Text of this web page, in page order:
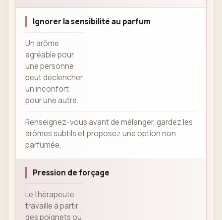
Ignorer la sensibilité au parfum
Un arôme
agréable pour
une personne
peut déclencher
un inconfort
pour une autre.
Renseignez-vous avant de mélanger, gardez les
arômes subtils et proposez une option non
parfumée.
Pression de forçage
Le thérapeute
travaille à partir
des poignets ou